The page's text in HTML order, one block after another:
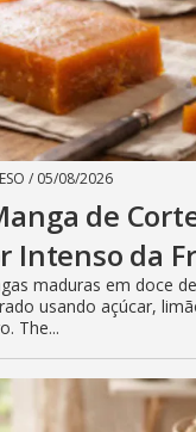
/ 05/08/2026
de
Intenso da
maduras em doce
usando açúcar,
The...